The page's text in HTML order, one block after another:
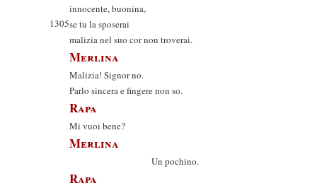
innocente, buonina,
1305se tu la sposerai
malizia nel suo cor non troverai.
Merlina
Malizia! Signor no.
Parlo sincera e fingere non so.
Rapa
Mi vuoi bene?
Merlina
Un pochino.
Rapa